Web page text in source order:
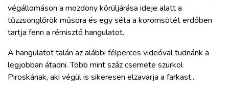
végállomáson a mozdony körüljárása ideje alatt a
tűzzsonglőrök műsora és egy séta a koromsötét erdőben
tartja fenn a rémisztő hangulatot.
A hangulatot talán az alábbi félperces videóval tudnánk a
legjobban átadni. Több mint száz csemete szurkol
Piroskának, aki végül is sikeresen elzavarja a farkast...